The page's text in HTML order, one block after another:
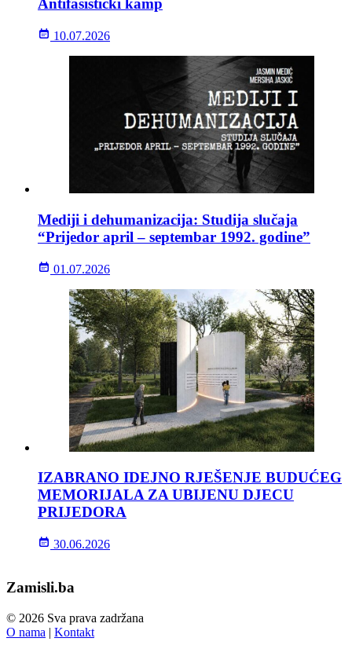
Antifašistički kamp
10.07.2026
Mediji i dehumanizacija: Studija slučaja
“Prijedor april – septembar 1992. godine”
01.07.2026
IZABRANO IDEJNO RJEŠENJE BUDUĆEG
MEMORIJALA ZA UBIJENU DJECU
PRIJEDORA
30.06.2026
Zamisli.ba
© 2026 Sva prava zadržana
O nama | Kontakt